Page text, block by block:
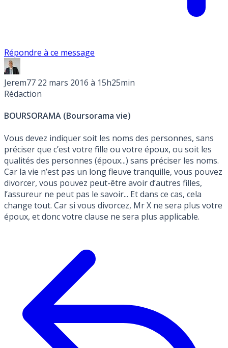
Répondre à ce message
Jerem77 22 mars 2016 à 15h25min
Rédaction
BOURSORAMA (Boursorama vie)
Vous devez indiquer soit les noms des personnes, sans
préciser que c’est votre fille ou votre époux, ou soit les
qualités des personnes (époux...) sans préciser les noms.
Car la vie n’est pas un long fleuve tranquille, vous pouvez
divorcer, vous pouvez peut-être avoir d’autres filles,
l’assureur ne peut pas le savoir... Et dans ce cas, cela
change tout. Car si vous divorcez, Mr X ne sera plus votre
époux, et donc votre clause ne sera plus applicable.